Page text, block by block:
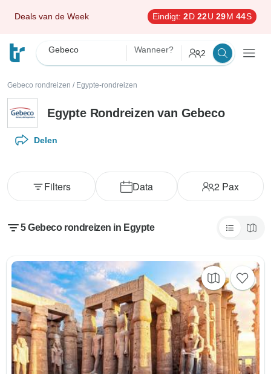
Deals van de Week Eindigt: 2D 22U 29M 43S
Gebeco Wanneer? 2
Gebeco rondreizen / Egypte-rondreizen
Egypte Rondreizen van Gebeco
Delen
Data 2 Pax
Filters
5 Gebeco rondreizen in Egypte